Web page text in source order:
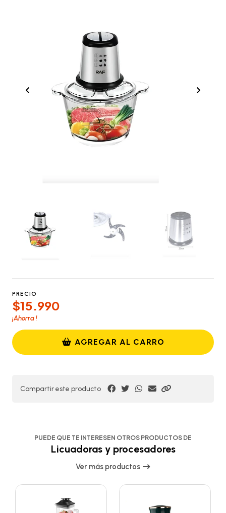
PRECIO
$15.990
¡Ahorra!
AGREGAR AL CARRO
Compartir este producto
PUEDE QUE TE INTERESEN OTROS PRODUCTOS DE
Licuadoras y procesadores
Ver más productos